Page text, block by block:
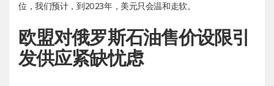
位，我们预计，到2023年，美元只会温和走软。
欧盟对俄罗斯石油售价设限引
发供应紧缺忧虑